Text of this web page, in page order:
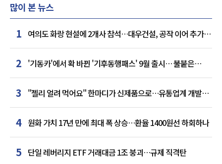
많이 본 뉴스
1 여의도 화랑 현설에 2개사 참석…대우건설, 공작 이어 추가
거점 확보하나
2 '기동카'에서 확 바뀐 '기후동행패스' 9월 출시… 불붙은
카드사 경쟁
3
"젤리 얼려 먹어요" 한마디가 신제품으로…유통업계 개발실
된 SNS
4 원화 가치 17년 만에 최대 폭 상승…환율 1400원선 하회하나
5 단일 레버리지 ETF 거래대금 1조 붕괴…규제 직격탄